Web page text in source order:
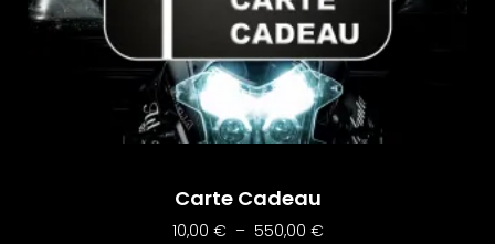
Carte Cadeau
10,00 € – 550,00 €